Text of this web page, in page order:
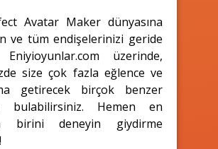
Avatar Maker dünyasına
ve tüm endişelerinizi geride
Eniyioyunlar.com üzerinde,
size çok fazla eğlence ve
getirecek birçok benzer
bulabilirsiniz. Hemen en
birini deneyin giydirme